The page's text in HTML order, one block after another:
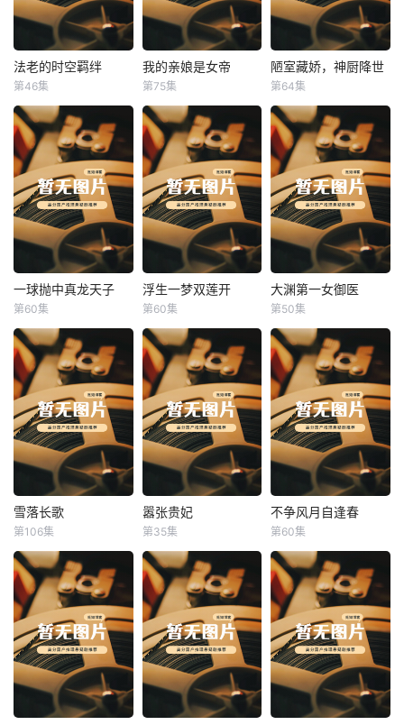
法老的时空羁绊
法老的时空羁绊
第46集
我的亲娘是女帝
我的亲娘是女帝
第75集
陋室藏娇，神厨降世
陋室藏娇，神厨降世
第64集
一球抛中真龙天子
一球抛中真龙天子
第60集
浮生一梦双莲开
浮生一梦双莲开
第60集
大渊第一女御医
大渊第一女御医
第50集
雪落长歌
雪落长歌
第106集
嚣张贵妃
嚣张贵妃
第35集
不争风月自逢春
不争风月自逢春
第60集